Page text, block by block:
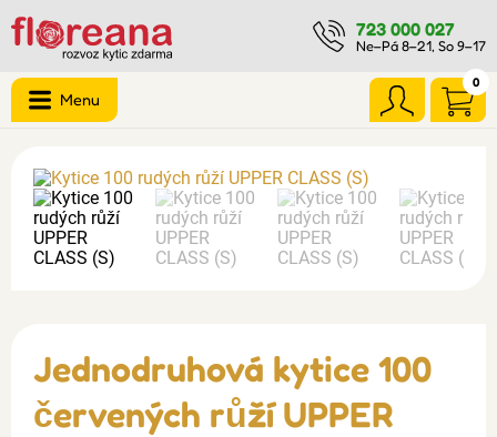
723 000 027
Ne–Pá 8–21, So 9–17
0
Menu
Jednodruhová kytice 100
červených růží UPPER